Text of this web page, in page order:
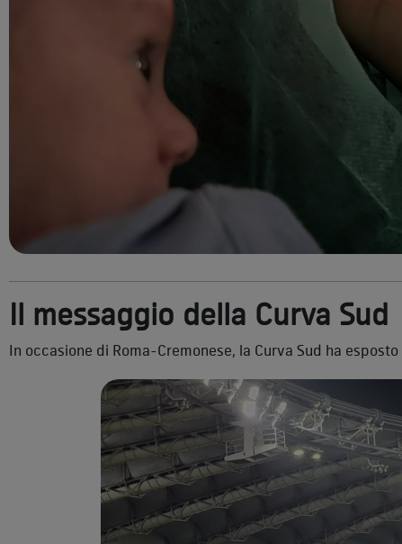
Il messaggio della Curva Sud
In occasione di Roma-Cremonese, la Curva Sud ha esposto